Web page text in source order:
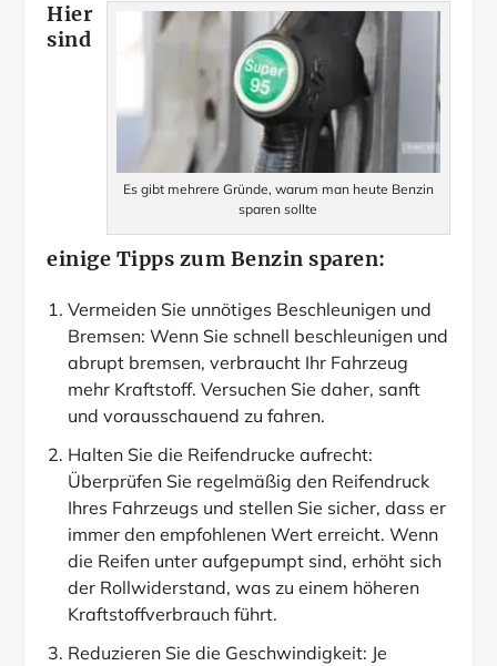
Es gibt mehrere Gründe, warum man heute Benzin
sparen sollte
Hier
sind
einige Tipps zum Benzin sparen:
Vermeiden Sie unnötiges Beschleunigen und
Bremsen: Wenn Sie schnell beschleunigen und
abrupt bremsen, verbraucht Ihr Fahrzeug
mehr Kraftstoff. Versuchen Sie daher, sanft
und vorausschauend zu fahren.
Halten Sie die Reifendrucke aufrecht:
Überprüfen Sie regelmäßig den Reifendruck
Ihres Fahrzeugs und stellen Sie sicher, dass er
immer den empfohlenen Wert erreicht. Wenn
die Reifen unter aufgepumpt sind, erhöht sich
der Rollwiderstand, was zu einem höheren
Kraftstoffverbrauch führt.
Reduzieren Sie die Geschwindigkeit: Je